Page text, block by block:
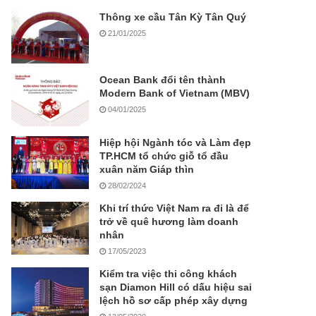
Thông xe cầu Tân Kỳ Tân Quý
21/01/2025
Ocean Bank đổi tên thành
Modern Bank of Vietnam (MBV)
04/01/2025
Hiệp hội Ngành tóc và Làm đẹp
TP.HCM tổ chức giỗ tổ đầu
xuân năm Giáp thìn
28/02/2024
Khi trí thức Việt Nam ra đi là để
trở về quê hương làm doanh
nhân
17/05/2023
Kiểm tra việc thi công khách
sạn Diamon Hill có dấu hiệu sai
lệch hồ sơ cấp phép xây dựng